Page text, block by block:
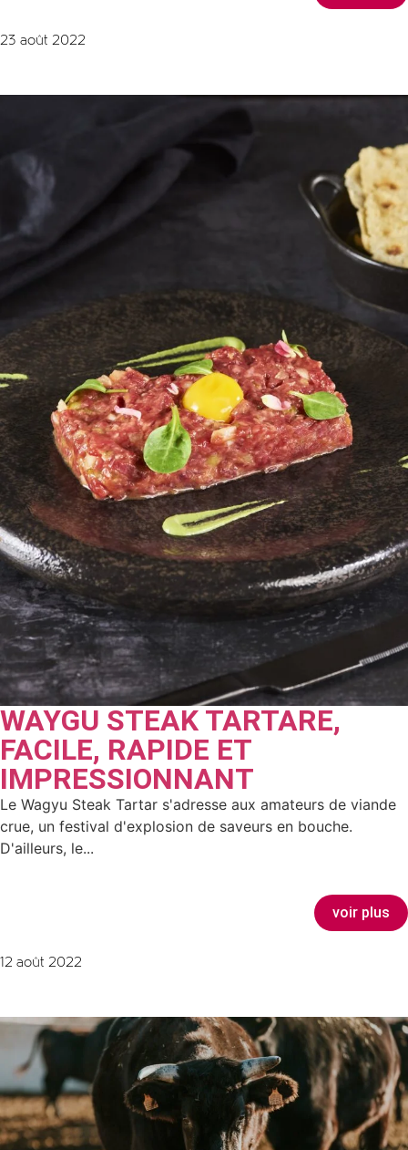
23 août 2022
WAYGU STEAK TARTARE,
FACILE, RAPIDE ET
IMPRESSIONNANT
Le Wagyu Steak Tartar s'adresse aux amateurs de viande
crue, un festival d'explosion de saveurs en bouche.
D'ailleurs, le...
voir plus
12 août 2022